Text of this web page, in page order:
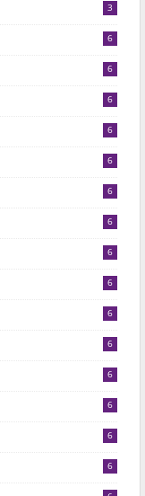
3
6
6
6
6
6
6
6
6
6
6
6
6
6
6
6